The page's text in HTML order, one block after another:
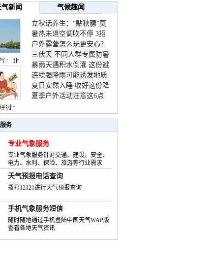
气新闻
气候趣闻
：北
过：
立秋话养生：“贴秋膘”莫
着急 先清暑再防燥
暑热未退空调吹不停 3招
护住肩颈不酸痛
户外露营怎么玩更安心？
这份攻略请收好
三伏天 不同人群专属防暑
要点请收好
暴雨天遇积水倒灌 这份避
险提示请收好
连续强降雨可能诱发地质
灾害 这些前兆要知道
夏日安然入睡 收好这份降
温小贴士
夏季户外活动注意这6点
务
专业气象服务
专业气象服务针对交通、建设、安全、
电力、水利、保险、旅游等行业需求
天气预报电话查询
拨打12121进行天气预报查询
手机气象服务短信
随时随地通过手机登陆中国天气WAP版
查看各地天气资讯